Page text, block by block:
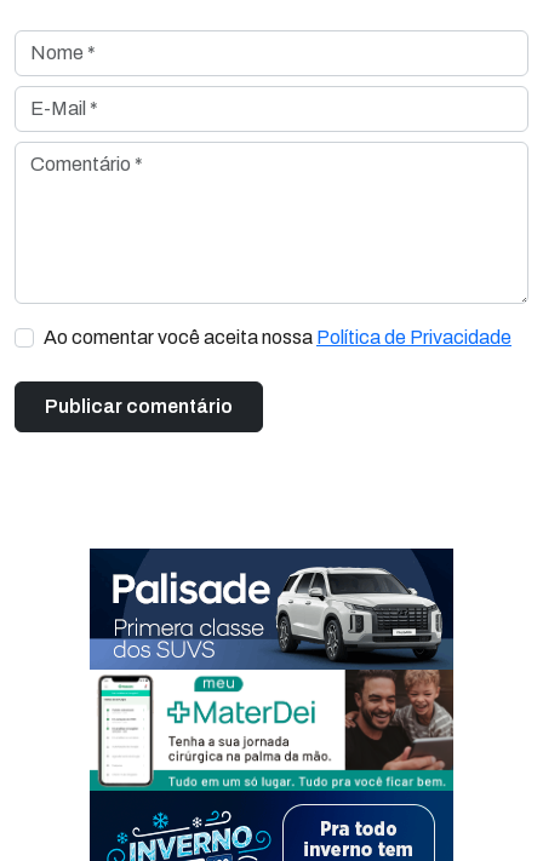
Nome *
E-Mail *
Comentário *
Ao comentar você aceita nossa Política de Privacidade